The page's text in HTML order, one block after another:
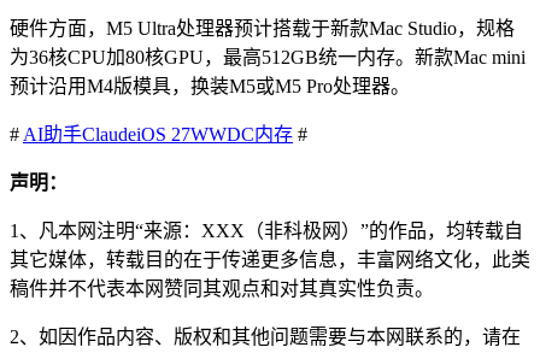
硬件方面，M5 Ultra处理器预计搭载于新款Mac Studio，规格
为36核CPU加80核GPU，最高512GB统一内存。新款Mac mini
预计沿用M4版模具，换装M5或M5 Pro处理器。
# AI助手ClaudeiOS 27WWDC内存 #
声明：
1、凡本网注明“来源：XXX（非科极网）”的作品，均转载自
其它媒体，转载目的在于传递更多信息，丰富网络文化，此类
稿件并不代表本网赞同其观点和对其真实性负责。
2、如因作品内容、版权和其他问题需要与本网联系的，请在